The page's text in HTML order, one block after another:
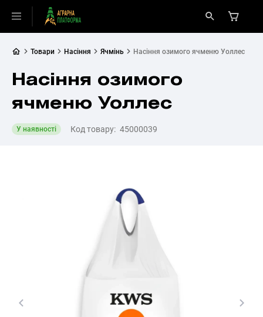
Товари Насіння Ячмінь Насіння озимого ячменю Уоллес
Насіння озимого
ячменю Уоллес
У наявності Код товару: 45000039